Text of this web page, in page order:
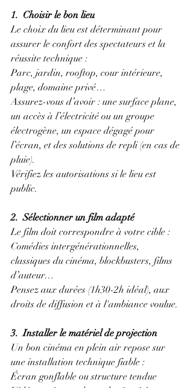
1.  Choisir le bon lieu
Le choix du lieu est déterminant pour
assurer le confort des spectateurs et la
réussite technique :
Parc, jardin, rooftop, cour intérieure,
plage, domaine privé…
Assurez-vous d’avoir : une surface plane,
un accès à l’électricité ou un groupe
électrogène, un espace dégagé pour
l’écran, et des solutions de repli (en cas de
pluie).
Vérifiez les autorisations si le lieu est
public.
2.  Sélectionner un film adapté
Le film doit correspondre à votre cible :
Comédies intergénérationnelles,
classiques du cinéma, blockbusters, films
d’auteur…
Pensez aux durées (1h30-2h idéal), aux
droits de diffusion et à l'ambiance voulue.
3.  Installer le matériel de projection
Un bon cinéma en plein air repose sur
une installation technique fiable :
Écran gonflable ou structure tendue